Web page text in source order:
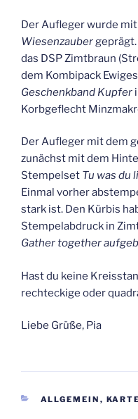
Der Aufleger wurde
Wiesenzauber
das DSP Zimtbraun
dem Kombipack
Geschenkband Kupfer
Korbgeflecht
Der Aufleger mit dem
zunächst mit dem
Stempelset Tu was du
Einmal vorher
stark ist. Den Kürbis
Stempelabdruck in
Gather together
Hast du keine
rechteckige oder
Liebe Grüße, Pia
KATEGORIEN
ALLGEMEIN ,